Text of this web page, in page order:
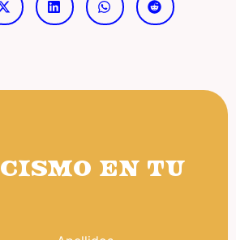
EN TU